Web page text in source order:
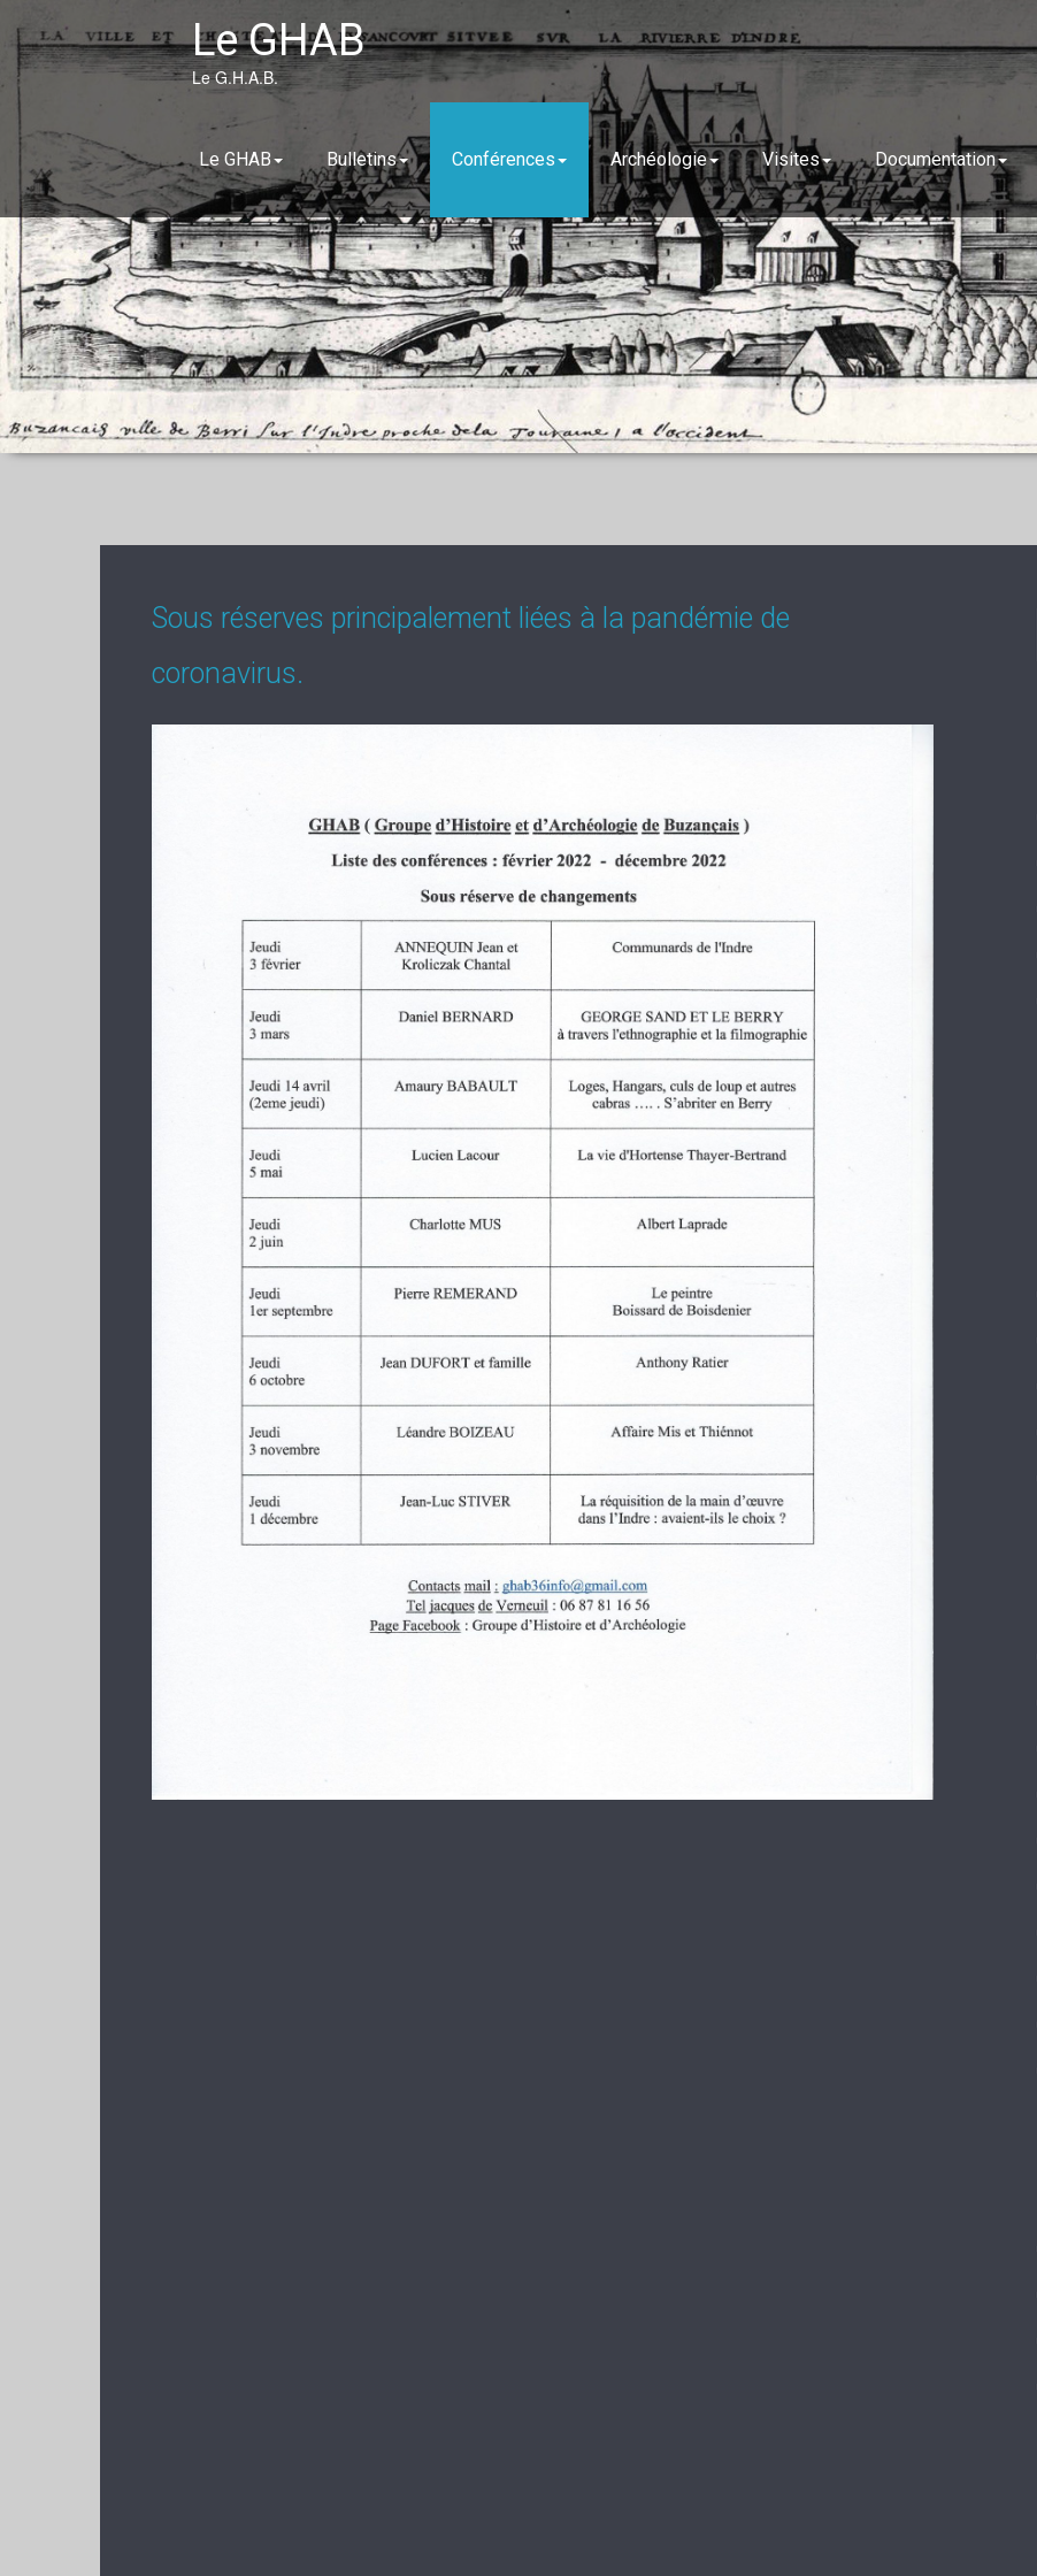
content
Le GHAB
Le G.H.A.B.
Le GHAB Bulletins Conférences Archéologie Visites Documentation
Sous réserves principalement liées à la pandémie de
coronavirus.